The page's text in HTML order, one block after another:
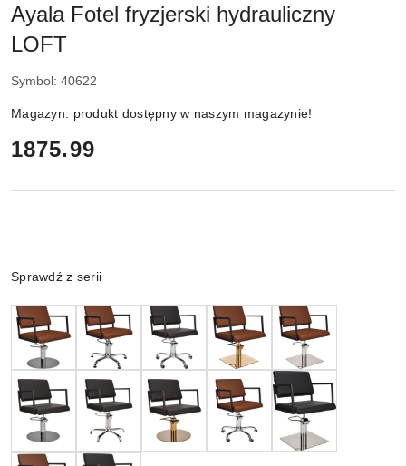
Ayala Fotel fryzjerski hydrauliczny
LOFT
Symbol: 40622
Magazyn: produkt dostępny w naszym magazynie!
cena:
1875.99
Wariant
Sprawdź z serii